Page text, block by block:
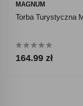
MAGNUM
Torba Turystyczna
164.99 zł